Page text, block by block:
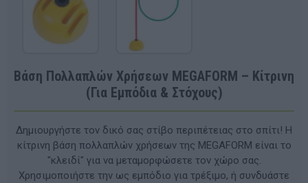
Βάση Πολλαπλών Χρήσεων MEGAFORM – Κίτρινη
(Για Εμπόδια & Στόχους)
Δημιουργήστε τον δικό σας στίβο περιπέτειας στο σπίτι! Η
κίτρινη βάση πολλαπλών χρήσεων της MEGAFORM είναι το
"κλειδί" για να μεταμορφώσετε τον χώρο σας.
Χρησιμοποιήστε την ως εμπόδιο για τρέξιμο, ή συνδυάστε